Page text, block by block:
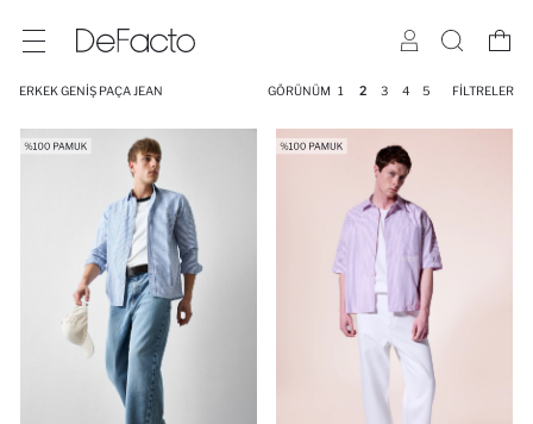
ERKEK GENIŞ PAÇA JEAN GÖRÜNÜM 1 2 3 4 5 FILTRELER